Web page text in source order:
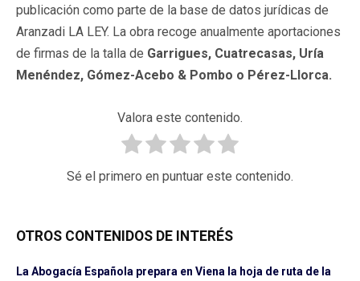
publicación como parte de la base de datos jurídicas de
Aranzadi LA LEY. La obra recoge anualmente aportaciones
de firmas de la talla de Garrigues, Cuatrecasas, Uría
Menéndez, Gómez-Acebo & Pombo o Pérez-Llorca.
Valora este contenido.
Sé el primero en puntuar este contenido.
OTROS CONTENIDOS DE INTERÉS
La Abogacía Española prepara en Viena la hoja de ruta de la